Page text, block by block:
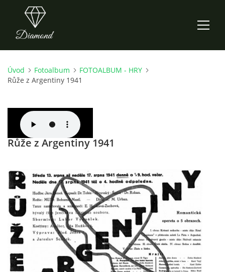
ÚVOD
O NÁS
CO NOVÉHO ZKOUŠÍME
KDY, KDE A CO HRAJEME
HRY OD ROKU 1973
Úvod Fotoalbum
FOTOALBUM - HRY
Růže z Argentiny 1941
Růže z Argentiny 1941